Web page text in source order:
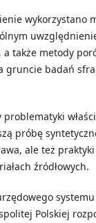
wykorzystano
a także metody
gruncie badań
problematyki
próbę
ale też
źródłowych.
Polskiej